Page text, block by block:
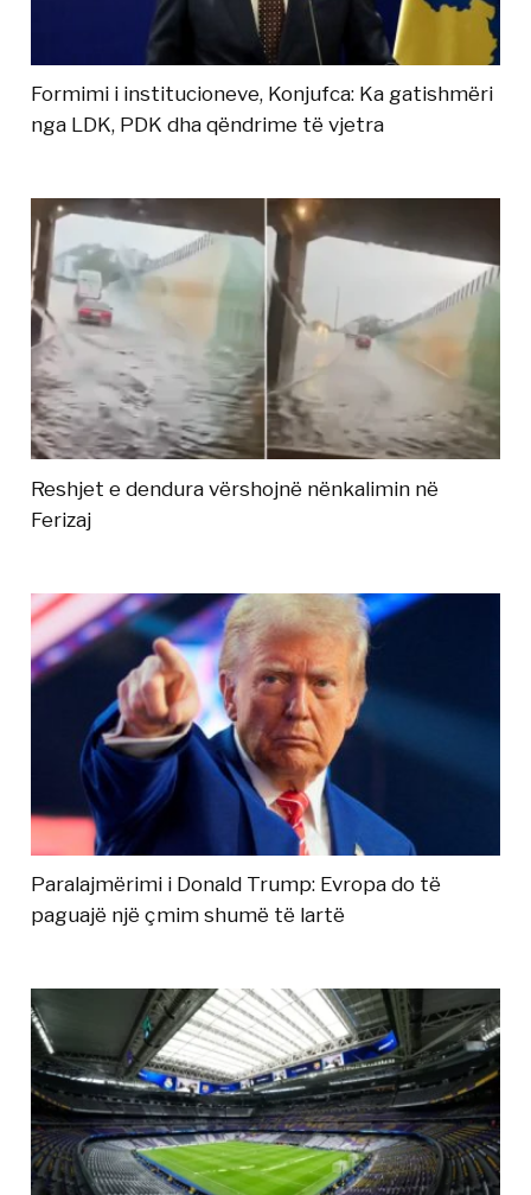
Formimi i institucioneve, Konjufca: Ka gatishmëri
nga LDK, PDK dha qëndrime të vjetra
Reshjet e dendura vërshojnë nënkalimin në
Ferizaj
Paralajmërimi i Donald Trump: Evropa do të
paguajë një çmim shumë të lartë